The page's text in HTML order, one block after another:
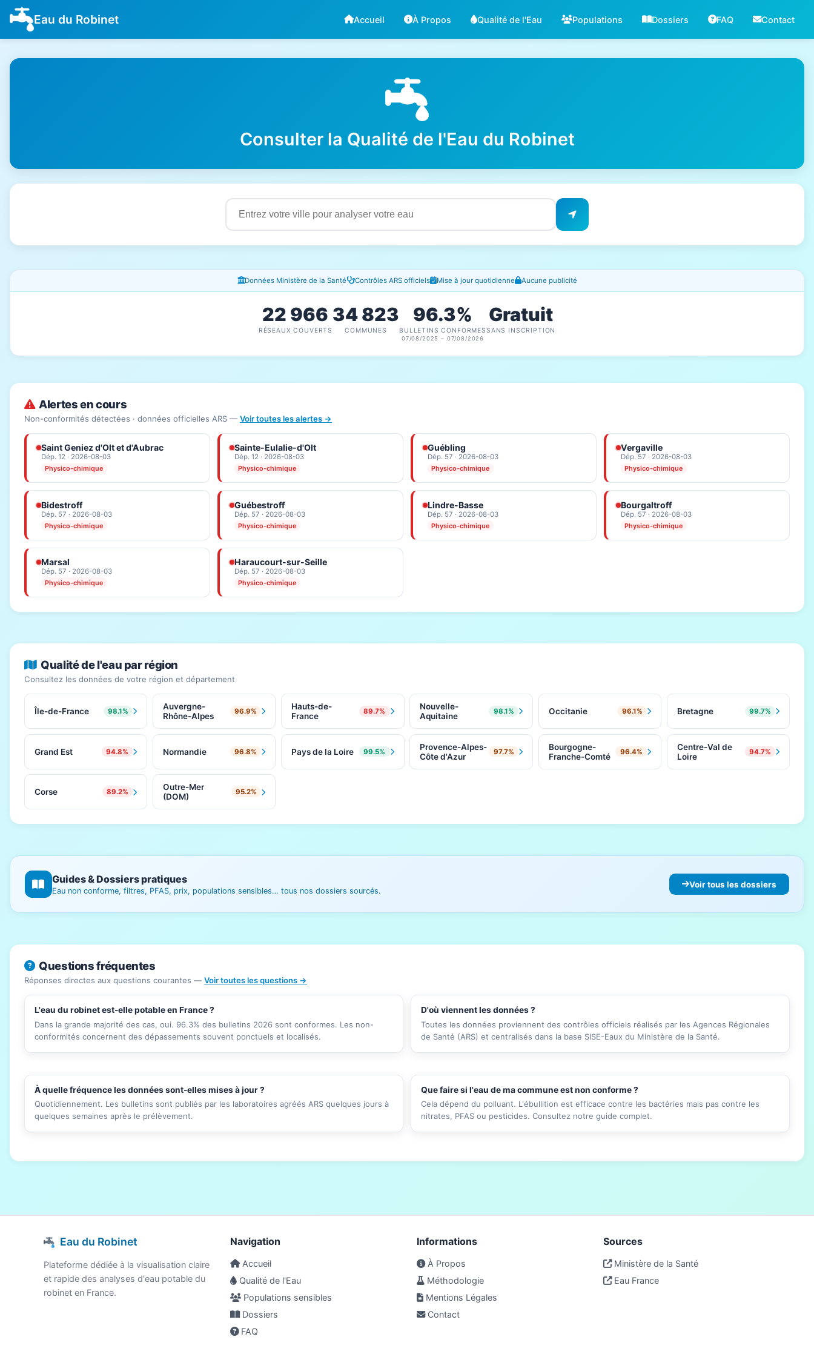
Eau du Robinet Accueil À Propos Qualité de l'Eau Populations Dossiers FAQ Contact
Consulter la Qualité de l'Eau du Robinet
Résultats de qualité de l'eau
Fenêtres d'information Données Ministère de la Santé Contrôles ARS officiels Mise à jour quotidienne Aucune publicité
22 966
RÉSEAUX COUVERTS
34 823
COMMUNES
96.3%
BULLETINS CONFORMES
07/08/2025 – 07/08/2026
Gratuit
SANS INSCRIPTION
Alertes en cours
Non-conformités détectées · données officielles ARS — Voir toutes les alertes →
Saint Geniez d'Olt et d'Aubrac
Dép. 12 · 2026-08-03
Physico-chimique
Sainte-Eulalie-d'Olt
Dép. 12 · 2026-08-03
Physico-chimique
Guébling
Dép. 57 · 2026-08-03
Physico-chimique
Vergaville
Dép. 57 · 2026-08-03
Physico-chimique
Bidestroff
Dép. 57 · 2026-08-03
Physico-chimique
Guébestroff
Dép. 57 · 2026-08-03
Physico-chimique
Lindre-Basse
Dép. 57 · 2026-08-03
Physico-chimique
Bourgaltroff
Dép. 57 · 2026-08-03
Physico-chimique
Marsal
Dép. 57 · 2026-08-03
Physico-chimique
Haraucourt-sur-Seille
Dép. 57 · 2026-08-03
Physico-chimique
Qualité de l'eau par région
Consultez les données de votre région et département
Île-de-France 98.1%
Auvergne-
Rhône-Alpes
96.9%
Hauts-de-
France
89.7%
Nouvelle-
Aquitaine
98.1% Occitanie 96.1% Bretagne 99.7%
Grand Est 94.8% Normandie 96.8% Pays de la Loire 99.5%
Provence-Alpes-
Côte d'Azur
97.7%
Bourgogne-
Franche-Comté
96.4%
Centre-Val de
Loire
94.7%
Corse 89.2%
Outre-Mer
(DOM)
95.2%
Guides & Dossiers pratiques
Eau non conforme, filtres, PFAS, prix, populations sensibles… tous nos dossiers sourcés.
Voir tous les dossiers
Questions fréquentes
Réponses directes aux questions courantes — Voir toutes les questions →
L'eau du robinet est-elle potable en France ?
Dans la grande majorité des cas, oui. 96.3% des bulletins 2026 sont conformes. Les non-
conformités concernent des dépassements souvent ponctuels et localisés.
D'où viennent les données ?
Toutes les données proviennent des contrôles officiels réalisés par les Agences Régionales
de Santé (ARS) et centralisés dans la base SISE-Eaux du Ministère de la Santé.
À quelle fréquence les données sont-elles mises à jour ?
Quotidiennement. Les bulletins sont publiés par les laboratoires agréés ARS quelques jours à
quelques semaines après le prélèvement.
Que faire si l'eau de ma commune est non conforme ?
Cela dépend du polluant. L'ébullition est efficace contre les bactéries mais pas contre les
nitrates, PFAS ou pesticides. Consultez notre guide complet.
Eau du Robinet
Plateforme dédiée à la visualisation claire
et rapide des analyses d'eau potable du
robinet en France.
Navigation
Accueil
Qualité de l'Eau
Populations sensibles
Dossiers
FAQ
Informations
À Propos
Méthodologie
Mentions Légales
Contact
Sources
Ministère de la Santé
Eau France